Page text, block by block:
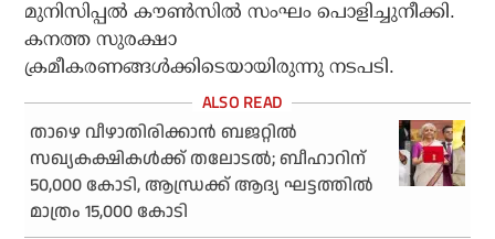
മുനിസിപ്പൽ കൗൺസിൽ സംഘം പൊളിച്ചുനീക്കി.
കനത്ത സുരക്ഷാ
ക്രമീകരണങ്ങൾക്കിടെയായിരുന്നു നടപടി.
താഴെ വീഴാതിരിക്കാന്‍ ബജറ്റില്‍
സഖ്യകക്ഷികള്‍ക്ക് തലോടല്‍; ബീഹാറിന്
50,000 കോടി, ആന്ധ്രക്ക് ആദ്യ ഘട്ടത്തില്‍
മാത്രം 15,000 കോടി